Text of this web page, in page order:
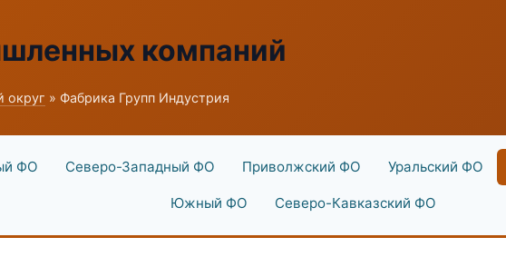
компаний
округ » Фабрика Групп Индустрия
ФО Северо-Западный ФО Приволжский ФО Уральский ФО
Южный ФО Северо-Кавказский ФО